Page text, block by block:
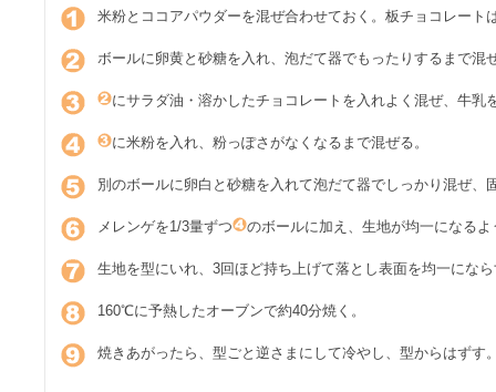
米粉とココアパウダーを混ぜ合わせておく。板チョコレート
ボールに卵黄と砂糖を入れ、泡だて器でもったりするまで混
にサラダ油・溶かしたチョコレートを入れよく混ぜ、牛乳
に米粉を入れ、粉っぽさがなくなるまで混ぜる。
別のボールに卵白と砂糖を入れて泡だて器でしっかり混ぜ、
メレンゲを1/3量ずつ のボールに加え、生地が均一になる
生地を型にいれ、3回ほど持ち上げて落とし表面を均一にな
160℃に予熱したオーブンで約40分焼く。
焼きあがったら、型ごと逆さまにして冷やし、型からはずす